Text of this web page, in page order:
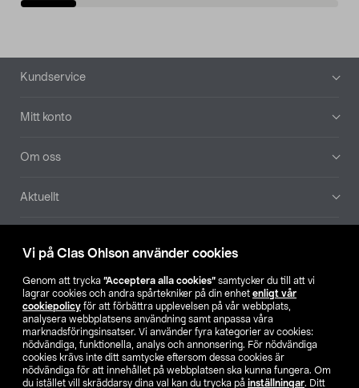
Vi på Clas Ohlson använder cookies
Genom att trycka ”Acceptera alla cookies” samtycker du till att vi
lagrar cookies och andra spårtekniker på din enhet enligt vår
cookiepolicy för att förbättra upplevelsen på vår webbplats,
analysera webbplatsens användning samt anpassa våra
marknadsföringsinsatser. Vi använder fyra kategorier av cookies:
nödvändiga, funktionella, analys och annonsering. För nödvändiga
cookies krävs inte ditt samtycke eftersom dessa cookies är
nödvändiga för att innehållet på webbplatsen ska kunna fungera. Om
du istället vill skräddarsy dina val kan du trycka på inställningar. Ditt
Sidfot
Kundservice
Mitt konto
Om oss
Aktuellt
Hitta butik
SE NO FI